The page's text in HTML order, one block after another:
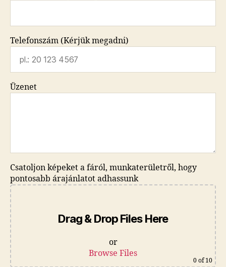
Telefonszám (Kérjük megadni)
Üzenet
Csatoljon képeket a fáról, munkaterületről, hogy
pontosabb árajánlatot adhassunk
Drag & Drop Files Here
or
Browse Files
0 of 10